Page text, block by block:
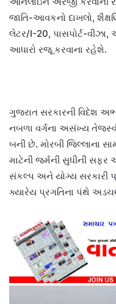
જાતિ-આવકનો દાખલો,
લેટર/I-20, પાસપોર્ટ-વીઝા,
આધારો રજૂ કરવાના રહેશે.
ગુજરાત સરકારની વિદેશ
નબળા વર્ગના અસંખ્ય
બની છે. મોરબી જિલ્લાના
માટેની જર્મની સુધીની સફર
સંકલ્પ અને યોગ્ય સરકારી
ક્યારેય પ્રગતિના પંથે